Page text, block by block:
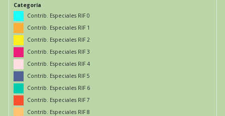
Categoría
Contrib. Especiales RIF 0
Contrib. Especiales RIF 1
Contrib. Especiales RIF 2
Contrib. Especiales RIF 3
Contrib. Especiales RIF 4
Contrib. Especiales RIF 5
Contrib. Especiales RIF 6
Contrib. Especiales RIF 7
Contrib. Especiales RIF 8